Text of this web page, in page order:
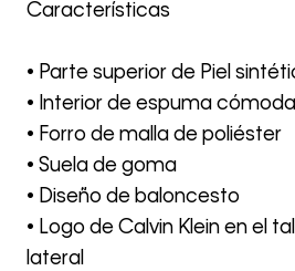
Características
• Parte superior de Piel
• Interior de espuma cómoda
• Forro de malla de poliéster
• Suela de goma
• Diseño de baloncesto
• Logo de Calvin Klein en el
lateral